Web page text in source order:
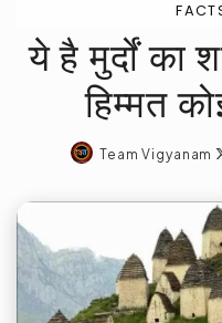
ये है मुर्दों का
हिम्मत
Team Vigyanam